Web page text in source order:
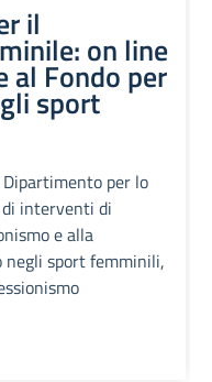
il
on line
al Fondo per
sport
Dipartimento per lo
di interventi di
e alla
sport femminili,